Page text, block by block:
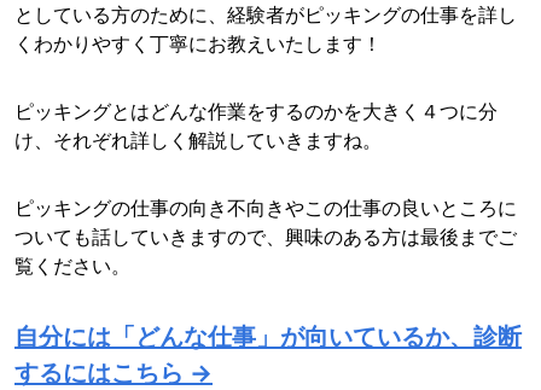
としている方のために、経験者がピッキングの仕事を詳し
くわかりやすく丁寧にお教えいたします！
ピッキングとはどんな作業をするのかを大きく４つに分
け、それぞれ詳しく解説していきますね。
ピッキングの仕事の向き不向きやこの仕事の良いところに
ついても話していきますので、興味のある方は最後までご
覧ください。
自分には「どんな仕事」が向いているか、診断
するにはこちら →